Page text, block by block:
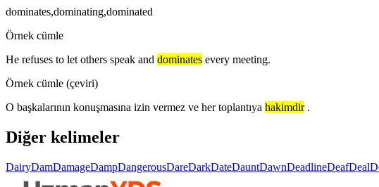
dominates,dominating,dominated
Örnek cümle
He refuses to let others speak and dominates every meeting.
Örnek cümle (çeviri)
O başkalarının konuşmasına izin vermez ve her toplantıya hakimdir .
Diğer kelimeler
DairyDamDamageDampDangerousDareDarkDateDauntDawnDeadlineDeafDeal